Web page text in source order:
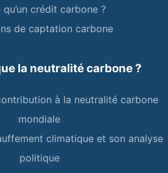
qu’un crédit carbone ?
de captation carbone
la neutralité carbone ?
à la neutralité carbone
mondiale
climatique et son analyse
politique